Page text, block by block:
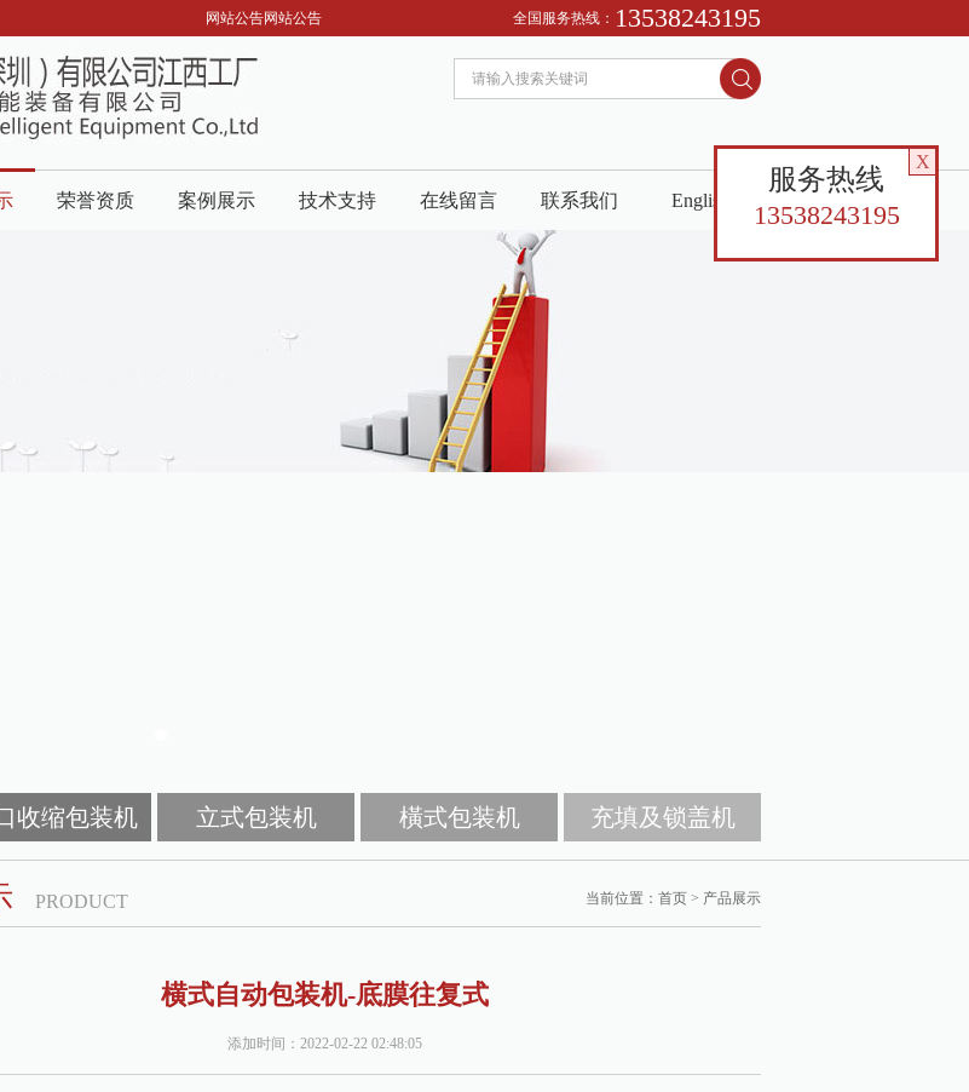
网站公告网站公告 全国服务热线： 13538243195
荣誉资质 案例展示 技术支持 在线留言 联系我们 English
收缩包装机 立式包装机 橫式包装机 充填及锁盖机
PRODUCT 当前位置： 首页 > 产品展示
横式自动包装机-底膜往复式
添加时间：2022-02-22 02:48:05
X
服务热线
13538243195